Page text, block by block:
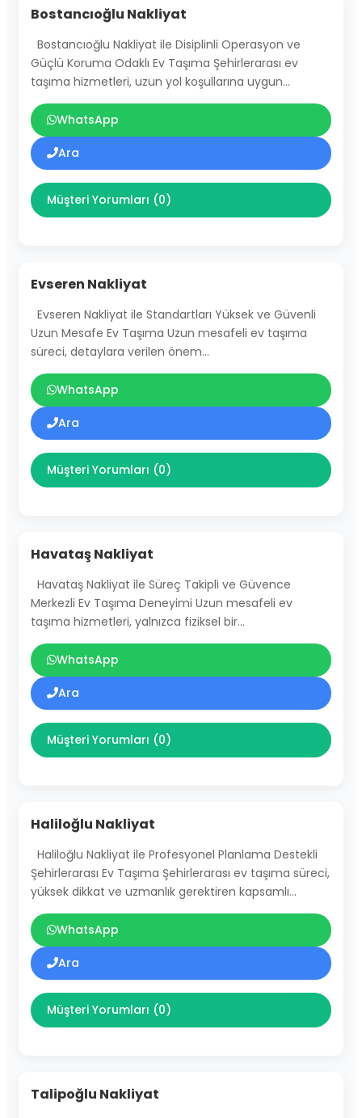
Bostancıoğlu Nakliyat
Bostancıoğlu Nakliyat ile Disiplinli Operasyon ve
Güçlü Koruma Odaklı Ev Taşıma Şehirlerarası ev
taşıma hizmetleri, uzun yol koşullarına uygun…
WhatsApp
Ara
Müşteri Yorumları (0)
Evseren Nakliyat
Evseren Nakliyat ile Standartları Yüksek ve Güvenli
Uzun Mesafe Ev Taşıma Uzun mesafeli ev taşıma
süreci, detaylara verilen önem…
WhatsApp
Ara
Müşteri Yorumları (0)
Havataş Nakliyat
Havataş Nakliyat ile Süreç Takipli ve Güvence
Merkezli Ev Taşıma Deneyimi Uzun mesafeli ev
taşıma hizmetleri, yalnızca fiziksel bir…
WhatsApp
Ara
Müşteri Yorumları (0)
Haliloğlu Nakliyat
Haliloğlu Nakliyat ile Profesyonel Planlama Destekli
Şehirlerarası Ev Taşıma Şehirlerarası ev taşıma süreci,
yüksek dikkat ve uzmanlık gerektiren kapsamlı…
WhatsApp
Ara
Müşteri Yorumları (0)
Talipoğlu Nakliyat